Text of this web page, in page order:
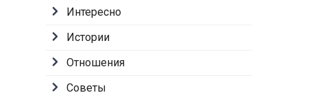
Интересно
Истории
Отношения
Советы